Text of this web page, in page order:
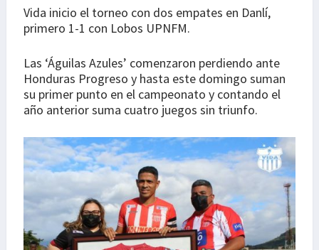
Vida inicio el torneo con dos empates en Danlí,
primero 1-1 con Lobos UPNFM.
Las ‘Águilas Azules’ comenzaron perdiendo ante
Honduras Progreso y hasta este domingo suman
su primer punto en el campeonato y contando el
año anterior suma cuatro juegos sin triunfo.